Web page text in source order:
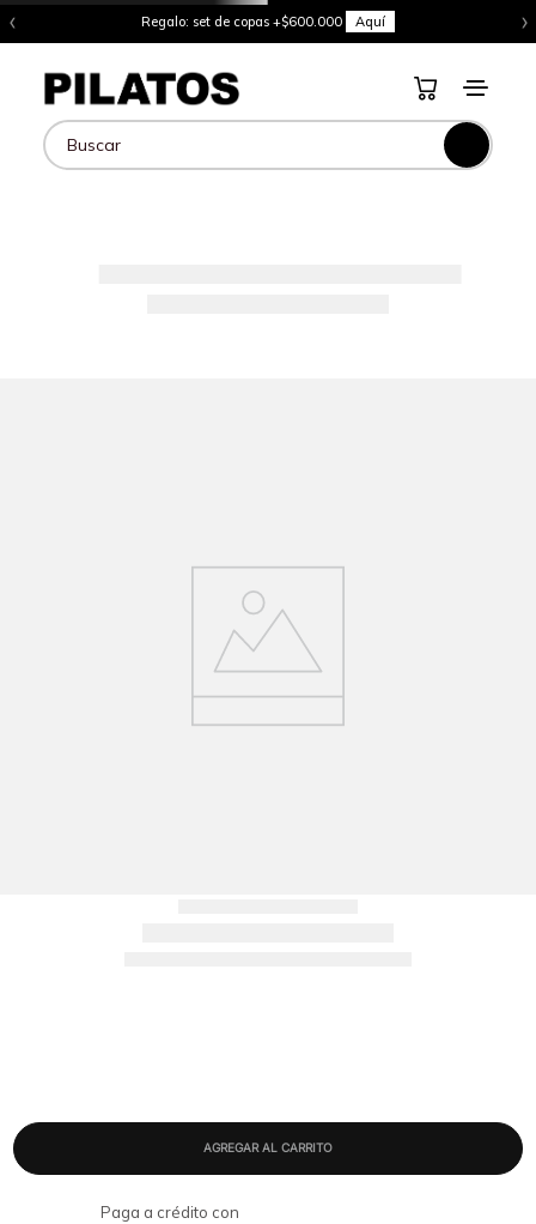
‹ Regalo: set de copas +$600.000 Aquí ›
Buscar
Paga a crédito con